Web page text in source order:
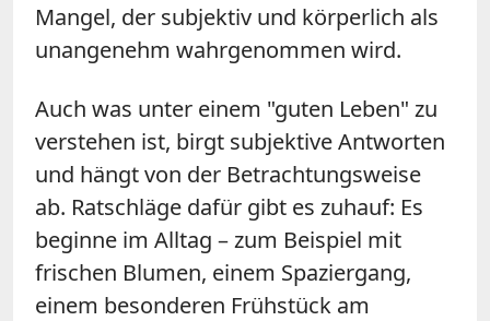
Mangel, der subjektiv und körperlich als
unangenehm wahrgenommen wird.
Auch was unter einem "guten Leben" zu
verstehen ist, birgt subjektive Antworten
und hängt von der Betrachtungsweise
ab. Ratschläge dafür gibt es zuhauf: Es
beginne im Alltag – zum Beispiel mit
frischen Blumen, einem Spaziergang,
einem besonderen Frühstück am